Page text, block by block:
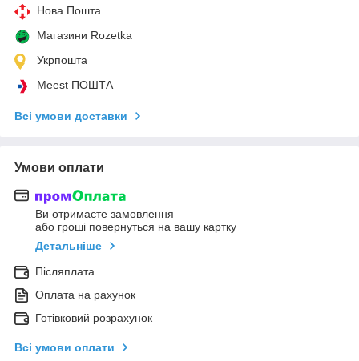
Нова Пошта
Магазини Rozetka
Укрпошта
Meest ПОШТА
Всі умови доставки
Умови оплати
Ви отримаєте замовлення
або гроші повернуться на вашу картку
Детальніше
Післяплата
Оплата на рахунок
Готівковий розрахунок
Всі умови оплати